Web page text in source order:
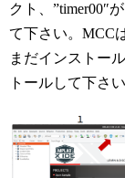
クト、”timer00″
て下さい。MCC
まだインストー
トールして下さい